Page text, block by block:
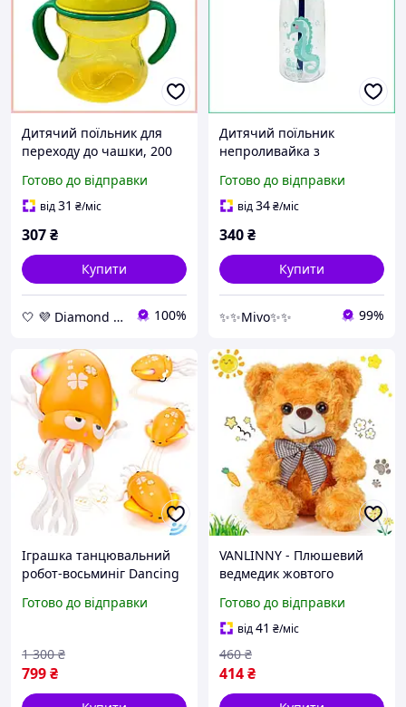
Дитячий поїльник для
переходу до чашки, 200
силіконовим носиком для
дітей від 6 місяців
Готово до відправки
від31 ₴/міс
307₴
Купити
🤍 💜 Diamond 🤍 💜 100%
Дитячий поїльник
непроливайка з
носик 480 мл
пластиковий 6+ місяців
Готово до відправки
від34₴/міс
340₴
Купити
✨✨Mivo✨✨ 99%
Іграшка танцювальний
робот-восьминіг Dancing
кольору для дітей
Готово до відправки
799₴
1 300 ₴
VANLINNY - Плюшевий
ведмедик жовтого
подарунок для хлопчиків і
дівчаток, 20 см
Готово до відправки
від41 ₴/міс
414₴
460 ₴